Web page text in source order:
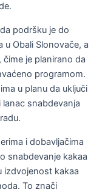
podršku je do
Obali Slonovače, a
je planirano da
programom.
u planu da uključi
snabdevanja
i dobavljačima
snabdevanje kakaa
izdvojenost kakaa
To znači